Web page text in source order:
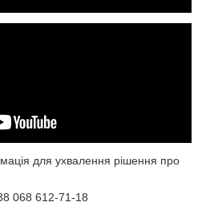
для ухвалення рішення про
068 612-71-18